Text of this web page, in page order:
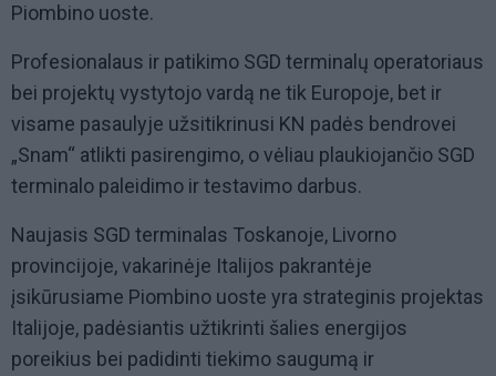
Piombino uoste.
Profesionalaus ir patikimo SGD terminalų operatoriaus
bei projektų vystytojo vardą ne tik Europoje, bet ir
visame pasaulyje užsitikrinusi KN padės bendrovei
„Snam“ atlikti pasirengimo, o vėliau plaukiojančio SGD
terminalo paleidimo ir testavimo darbus.
Naujasis SGD terminalas Toskanoje, Livorno
provincijoje, vakarinėje Italijos pakrantėje
įsikūrusiame Piombino uoste yra strateginis projektas
Italijoje, padėsiantis užtikrinti šalies energijos
poreikius bei padidinti tiekimo saugumą ir